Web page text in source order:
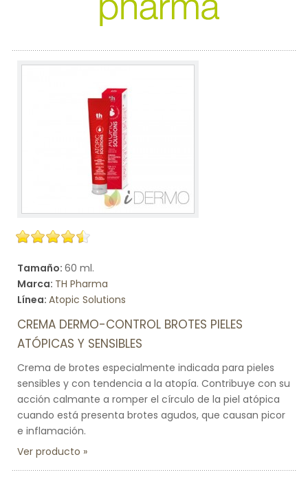
Tamaño: 60 ml.
Marca: TH Pharma
Línea: Atopic Solutions
CREMA DERMO-CONTROL BROTES PIELES
ATÓPICAS Y SENSIBLES
Crema de brotes especialmente indicada para pieles
sensibles y con tendencia a la atopía. Contribuye con su
acción calmante a romper el círculo de la piel atópica
cuando está presenta brotes agudos, que causan picor
e inflamación.
Ver producto